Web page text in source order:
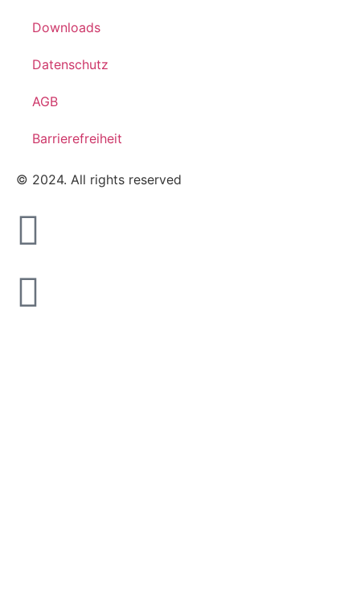
Downloads
Datenschutz
AGB
Barrierefreiheit
© 2024. All rights reserved